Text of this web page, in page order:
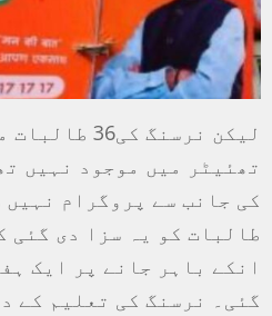
لیکن نرسنگ
کی جانب سے پروگرام
طالبات کو یہ سزا دی گئی
انکے باہر جانے پر ایک
گئی۔ نرسنگ کی تعلیم کے